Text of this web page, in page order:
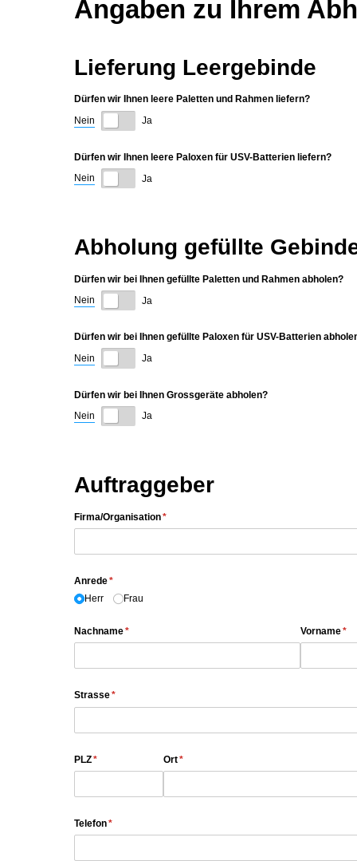
Angaben zu Ihrem
Lieferung Leergebinde
Dürfen wir Ihnen leere Paletten und Rahmen liefern?
Nein
Ja
Dürfen wir Ihnen leere Paloxen für USV-Batterien liefern?
Nein
Ja
Abholung gefüllte
Dürfen wir bei Ihnen gefüllte Paletten und Rahmen abholen?
Nein
Ja
Dürfen wir bei Ihnen gefüllte Paloxen für USV-Batterien
Nein
Ja
Dürfen wir bei Ihnen Grossgeräte abholen?
Nein
Ja
Auftraggeber
Firma/​Organisation*
(erforderlich)
Anrede*
(erforderlich)
Herr
Frau
Nachname*
(erforderlich) Vorname*
Strasse*
(erforderlich)
PLZ*
(erforderlich) Ort*
(erforderlich)
Telefon*
(erforderlich)